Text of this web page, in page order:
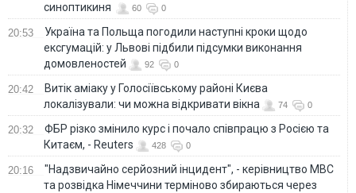
синоптикиня
60 0
20:53
Україна та Польща погодили наступні кроки щодо
ексгумацій: у Львові підбили підсумки виконання
домовленостей
92 0
20:42
Витік аміаку у Голосіївському районі Києва
локалізували: чи можна відкривати вікна
74 0
20:32
ФБР різко змінило курс і почало співпрацю з Росією та
Китаєм, - Reuters
428 0
20:16
"Надзвичайно серйозний інцидент", - керівництво МВС
та розвідка Німеччини терміново збираються через